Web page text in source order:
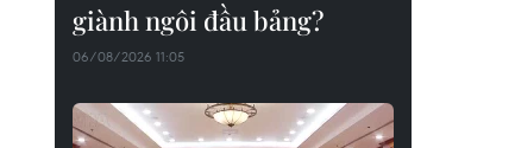
giành ngôi đầu bảng?
06/08/2026 11:05